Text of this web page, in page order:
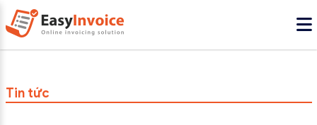
Tin tức